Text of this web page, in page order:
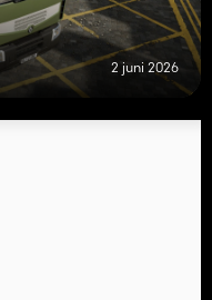
2 juni 2026